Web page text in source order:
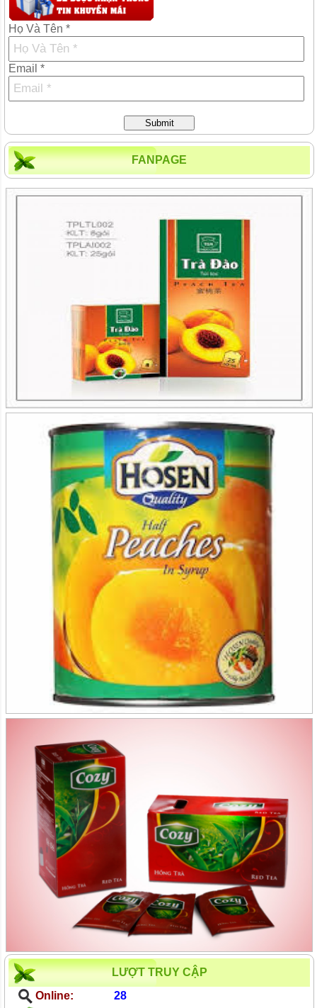
Họ Và Tên *
Email *
Submit
FANPAGE
LƯỢT TRUY CẬP
Online:
28